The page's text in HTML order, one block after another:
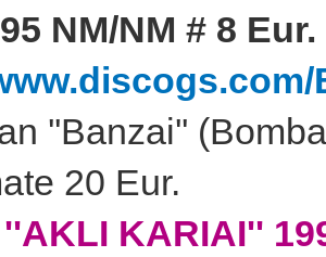
NM/NM # 8 Eur.
''Banzai''
20 Eur.
KARIAI''